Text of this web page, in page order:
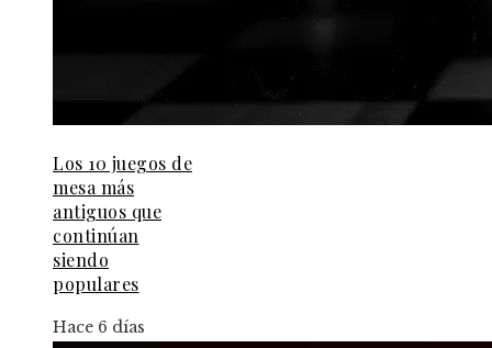
Los 10 juegos de
mesa más
antiguos que
continúan
siendo
populares
Hace 6 días